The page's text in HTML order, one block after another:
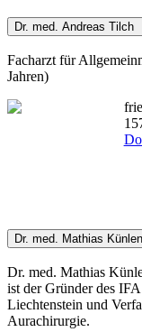
Dr. med. Andreas Tilch
Facharzt für
Jahren)
Dr. med. Mathias Künlen
Dr. med. Mathias
ist der Gründer des
Liechtenstein und
Aurachirurgie.